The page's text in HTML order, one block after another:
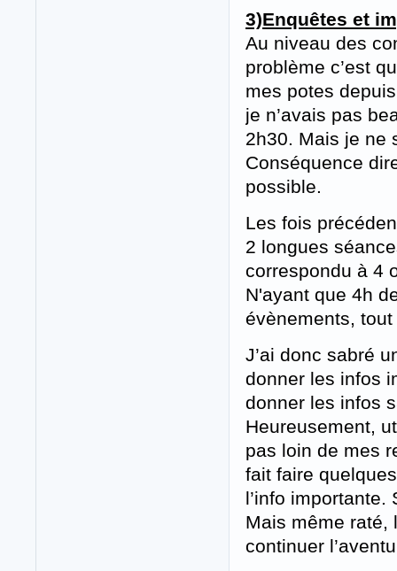
3)Enquêtes et
Au niveau des
problème c’est
mes potes
je n’avais pas
2h30. Mais je ne
Conséquence
possible.
Les fois
2 longues
correspondu à 4
N'ayant que 4h
évènements,
J’ai donc sabré
donner les infos
donner les infos
Heureusement,
pas loin de mes
fait faire
l’info
Mais même raté,
continuer